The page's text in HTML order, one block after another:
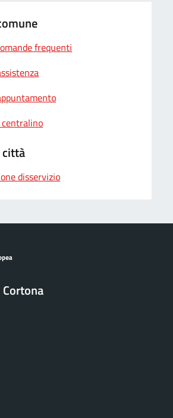
frequenti
città
disservizio